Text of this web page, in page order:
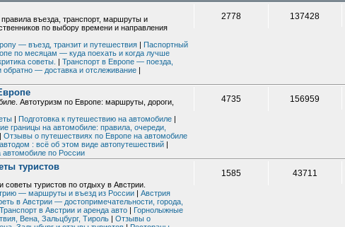
въезда, транспорт, маршруты и
по выбору времени и направления
— въезд, транзит и путешествия | Паспортный
по месяцам — куда поехать и когда лучше
советы. | Транспорт в Европе — поезда,
— доставка и отслеживание |
2778 137428
Автотуризм по Европе: маршруты, дороги,
| Подготовка к путешествию на автомобиле |
границы на автомобиле: правила, очереди,
| Отзывы о путешествиях по Европе на автомобиле
: всё об этом виде автопутешествий |
автомобиле по России
4735 156959
туристов
туристов по отдыху в Австрии.
— маршруты и въезд из России | Австрия
в Австрии — достопримечательности, города,
Транспорт в Австрии и аренда авто | Горнолыжные
Вена, Зальцбург, Тироль | Отзывы о
1585 43711